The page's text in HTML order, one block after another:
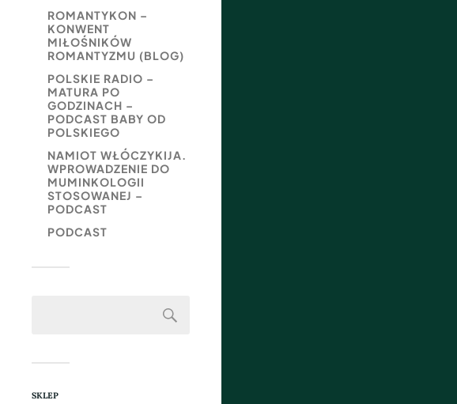
ROMANTYKON –
KONWENT
MIŁOŚNIKÓW
ROMANTYZMU (BLOG)
POLSKIE RADIO –
MATURA PO
GODZINACH –
PODCAST BABY OD
POLSKIEGO
NAMIOT WŁÓCZYKIJA.
WPROWADZENIE DO
MUMINKOLOGII
STOSOWANEJ –
PODCAST
PODCAST
SKLEP